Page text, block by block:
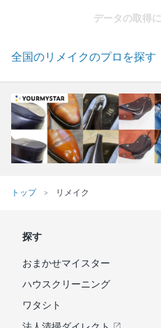
データの取得
全国のリメイクのプロを探す
トップ リメイク
探す
おまかせマイスター
ハウスクリーニング
ワタシト